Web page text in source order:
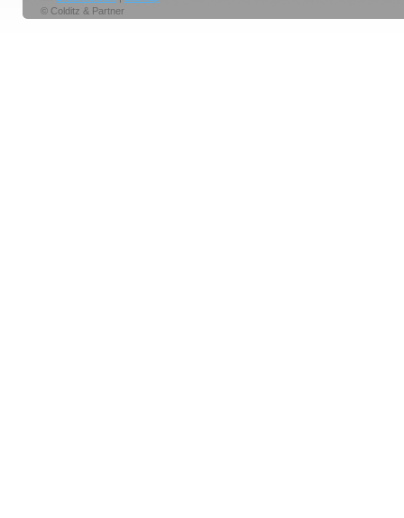
© Colditz & Partner